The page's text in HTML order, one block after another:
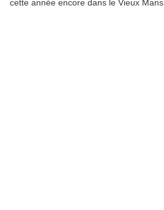
cette année encore dans le Vieux Mans.